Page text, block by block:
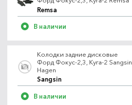
Remsa
В наличии
Колодки задние дисковые
Форд Фокус-2,3, Куга-2 Sangsin
Hagen
Sangsin
В наличии